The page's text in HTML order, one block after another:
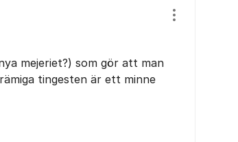
mejeriet?) som gör att man
tingesten är ett minne
Visa/dölj